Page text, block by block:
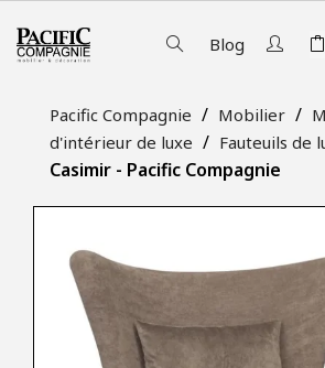
Blog
Pacific Compagnie Mobilier
d'intérieur de luxe
Fauteuils de
Casimir - Pacific Compagnie